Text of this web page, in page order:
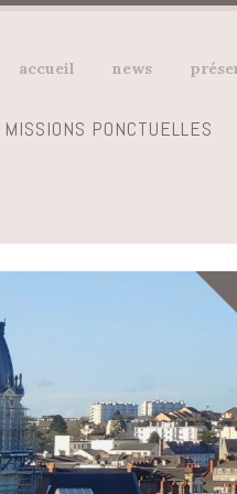
accueil news
MISSIONS PONCTUELLES